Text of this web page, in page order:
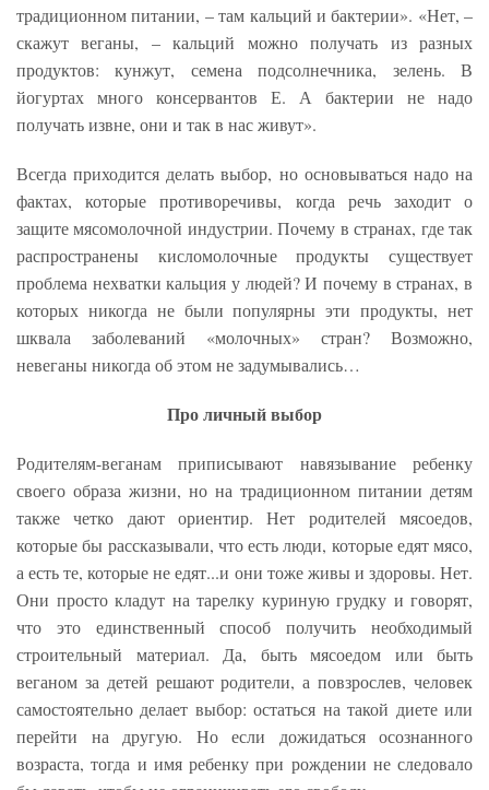
традиционном питании, – там кальций и бактерии». «Нет, –
скажут веганы, – кальций можно получать из разных
продуктов: кунжут, семена подсолнечника, зелень. В
йогуртах много консервантов Е. А бактерии не надо
получать извне, они и так в нас живут».
Всегда приходится делать выбор, но основываться надо на
фактах, которые противоречивы, когда речь заходит о
защите мясомолочной индустрии. Почему в странах, где так
распространены кисломолочные продукты существует
проблема нехватки кальция у людей? И почему в странах, в
которых никогда не были популярны эти продукты, нет
шквала заболеваний «молочных» стран? Возможно,
невеганы никогда об этом не задумывались…
Про личный выбор
Родителям-веганам приписывают навязывание ребенку
своего образа жизни, но на традиционном питании детям
также четко дают ориентир. Нет родителей мясоедов,
которые бы рассказывали, что есть люди, которые едят мясо,
а есть те, которые не едят...и они тоже живы и здоровы. Нет.
Они просто кладут на тарелку куриную грудку и говорят,
что это единственный способ получить необходимый
строительный материал. Да, быть мясоедом или быть
веганом за детей решают родители, а повзрослев, человек
самостоятельно делает выбор: остаться на такой диете или
перейти на другую. Но если дожидаться осознанного
возраста, тогда и имя ребенку при рождении не следовало